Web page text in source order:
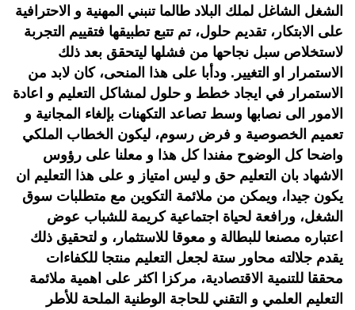
الشغل الشاغل لملك البلاد طالما تنبني المهنية و الاحترافية
على الابتكار، تقديم حلول، تم تتبع تطبيقها فتقييم التجربة
لاستخلاص سبل نجاحها من فشلها ليتحقق بعد ذلك
الاستمرار او التغيير. ودأبا على هذا المنحى، كان لابد من
الاستمرار في ايجاد خطط و حلول لمشاكل التعليم و اعادة
الامور الى نصابها وسط تصاعد التكهنات بإلغاء المجانية و
تعميم الخصوصية و فرض رسوم، ليكون الخطاب الملكي
واضحا كل الوضوح مفندا كل هذا و معلنا على رؤوس
الاشهاد بان التعليم حق و ليس امتياز و على هذا التعليم ان
يكون جيدا، ويمكن من ملائمة التكوين مع متطلبات سوق
الشغل، ورافعة لحياة اجتماعية كريمة للشباب عوض
اعتباره مصنعا للبطالة و معوقا للاستثمار، و لتحقيق ذلك
يقدم جلالته محاور ستة لجعل التعليم منتجا للكفاءات
محققا للتنمية الاقتصادية، مركزا اكثر على اهمية ملائمة
التعليم العلمي و التقني للحاجة الوطنية الملحة للأطر